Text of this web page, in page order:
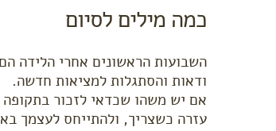
כמה מילים לסיום
השבועות הראשונים אחרי הלידה
ודאות והסתגלות למציאות חדשה.
אם יש משהו שכדאי לזכור
עזרה כשצריך, ולהתייחס לעצמך